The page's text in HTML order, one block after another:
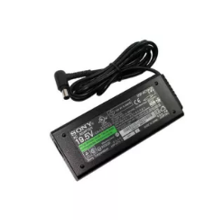
היה:
₪ 240.
₪ 190.